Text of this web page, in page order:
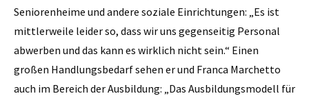
Seniorenheime und andere soziale Einrichtungen: „Es ist
mittlerweile leider so, dass wir uns gegenseitig Personal
abwerben und das kann es wirklich nicht sein.“ Einen
großen Handlungsbedarf sehen er und Franca Marchetto
auch im Bereich der Ausbildung: „Das Ausbildungsmodell für